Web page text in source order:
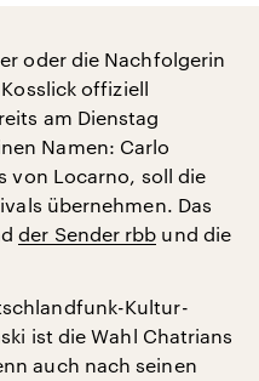
oder die Nachfolgerin
offiziell
am Dienstag
Namen: Carlo
von Locarno, soll die
übernehmen. Das
der Sender rbb und die
Kultur-
ist die Wahl Chatrians
auch nach seinen